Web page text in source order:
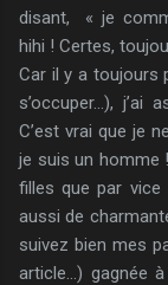
disant, « je
hihi ! Certes,
Car il y a toujours
s’occuper…), j’ai
C’est vrai que je
je suis un homme
filles que par
aussi de
suivez bien mes
article…) gagnée